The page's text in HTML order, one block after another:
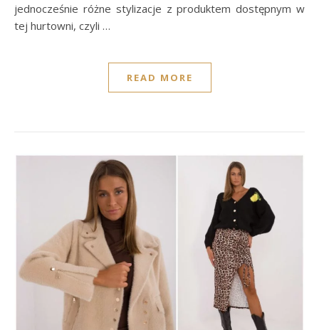
jednocześnie różne stylizacje z produktem dostępnym w
tej hurtowni, czyli …
READ MORE